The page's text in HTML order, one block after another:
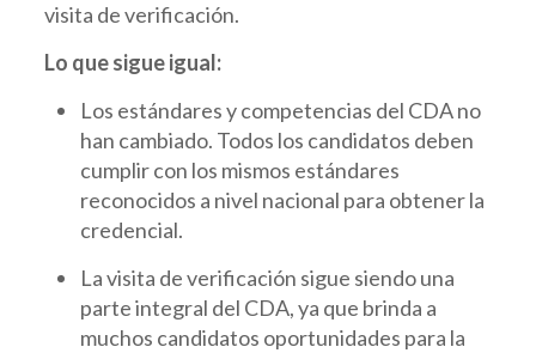
visita de verificación.
Lo que sigue igual:
Los estándares y competencias del CDA no
han cambiado. Todos los candidatos deben
cumplir con los mismos estándares
reconocidos a nivel nacional para obtener la
credencial.
La visita de verificación sigue siendo una
parte integral del CDA, ya que brinda a
muchos candidatos oportunidades para la